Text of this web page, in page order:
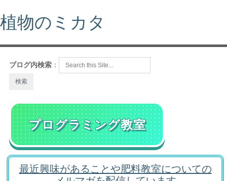
植物のミカタ
ブログ内検索 ：
プログラミング教室
最近興味があることや肥料教室についての